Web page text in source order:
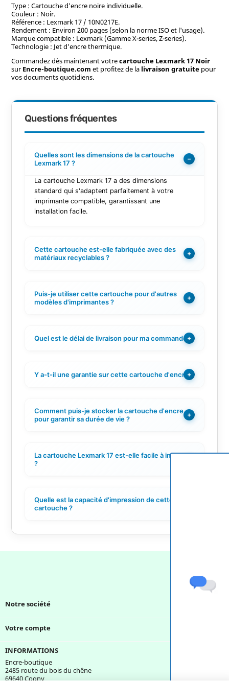
Type : Cartouche d'encre noire individuelle.
Couleur : Noir.
Référence : Lexmark 17 / 10N0217E.
Rendement : Environ 200 pages (selon la norme ISO et l'usage).
Marque compatible : Lexmark (Gamme X-series, Z-series).
Technologie : Jet d'encre thermique.
Commandez dès maintenant votrecartouche Lexmark 17 Noir
surEncre-boutique.com et profitez de la livraison gratuitepour
vos documents quotidiens.
Questions fréquentes
Quelles sont les dimensions de la cartouche
Lexmark 17 ?
−
La cartouche Lexmark 17 a des dimensions
standard qui s'adaptent parfaitement à votre
imprimante compatible, garantissant une
installation facile.
Cette cartouche est-elle fabriquée avec des
matériaux recyclables ?
+
Puis-je utiliser cette cartouche pour d'autres
modèles d'imprimantes ?
+
Quel est le délai de livraison pour ma commande ?
+
Y a-t-il une garantie sur cette cartouche d'encre ?
+
Comment puis-je stocker la cartouche d'encre
pour garantir sa durée de vie ?
+
La cartouche Lexmark 17 est-elle facile à installer
?
Quelle est la capacité d'impression de cette
cartouche ?
Notre société
Votre compte
INFORMATIONS
Encre-boutique
2485 route du bois du chêne
69640 Cogny